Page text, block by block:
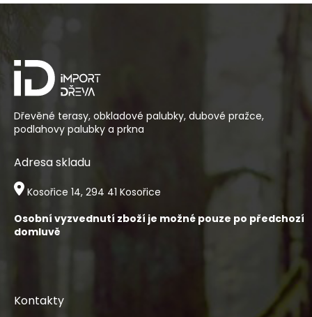
a
Dřevěné terasy, obkladové palubky, dubové pražce,
podlahovy palubky a prkna
Adresa skladu
Kosořice 14, 294 41 Kosořice
Osobní vyzvednutí zboží je možné pouze po předchozí
domluvě
Kontakty